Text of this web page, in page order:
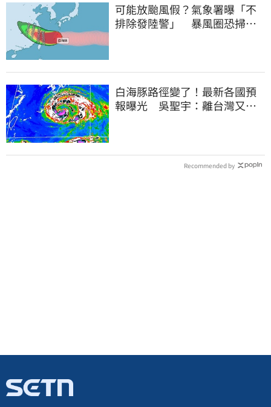
可能放颱風假？氣象署曝「不
排除發陸警」 暴風圈恐掃過2
白海豚路徑變了！最新各國預
報曝光 吳聖宇：離台灣又更
Recommended by